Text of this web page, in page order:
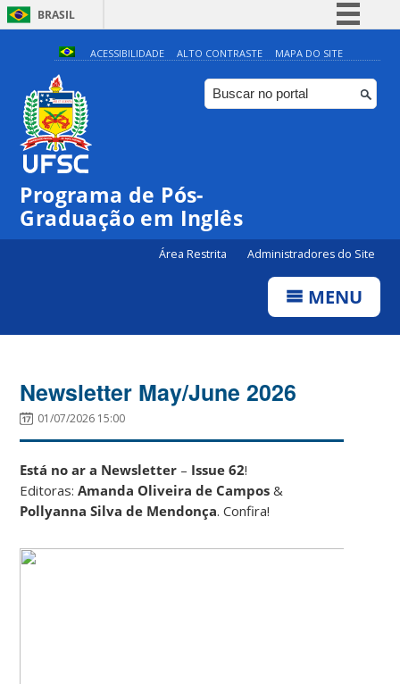
BRASIL
Simplifique!
Comunica BR
Participe
ACESSIBILIDADE ALTO CONTRASTE MAPA DO SITE
Programa de Pós-
Graduação em Inglês
Área Restrita Administradores do Site
MENU
Newsletter May/June 2026
01/07/2026 15:00
Está no ar a Newsletter – Issue 62!
Editoras:Amanda Oliveira de Campos &
Pollyanna Silva de Mendonça. Confira!